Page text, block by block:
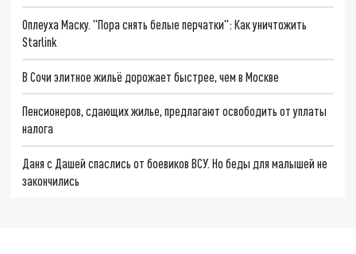
Оплеуха Маску. "Пора снять белые перчатки": Как уничтожить
Starlink
В Сочи элитное жильё дорожает быстрее, чем в Москве
Пенсионеров, сдающих жилье, предлагают освободить от уплаты
налога
Даня с Дашей спаслись от боевиков ВСУ. Но беды для малышей не
закончились